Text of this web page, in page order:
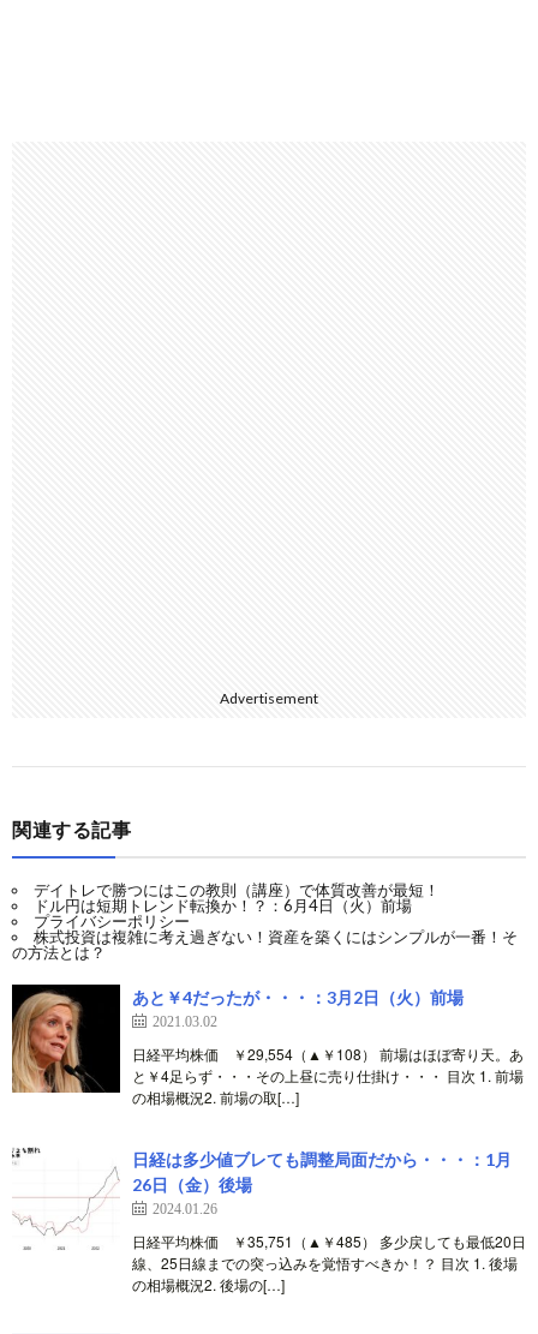
Advertisement
関連する記事
デイトレで勝つにはこの教則（講座）で体質改善が最短！
ドル円は短期トレンド転換か！？：6月4日（火）前場
プライバシーポリシー
株式投資は複雑に考え過ぎない！資産を築くにはシンプルが一番！そ
の方法とは？
あと￥4だったが・・・：3月2日（火）前場
2021.03.02
日経平均株価 ￥29,554（▲￥108） 前場はほぼ寄り天。あ
と￥4足らず・・・その上昼に売り仕掛け・・・ 目次 1. 前場
の相場概況2. 前場の取[…]
日経は多少値ブレても調整局面だから・・・：1月
26日（金）後場
2024.01.26
日経平均株価 ￥35,751（▲￥485） 多少戻しても最低20日
線、25日線までの突っ込みを覚悟すべきか！？ 目次 1. 後場
の相場概況2. 後場の[…]